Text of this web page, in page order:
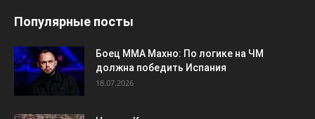
Популярные посты
Боец ММА Махно: По логике на ЧМ
должна победить Испания
18.07.2026